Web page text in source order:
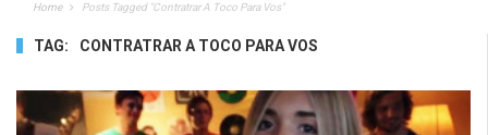
Home Posts Tagged "Contratrar A Toco Para Vos"
TAG: CONTRATRAR A TOCO PARA VOS